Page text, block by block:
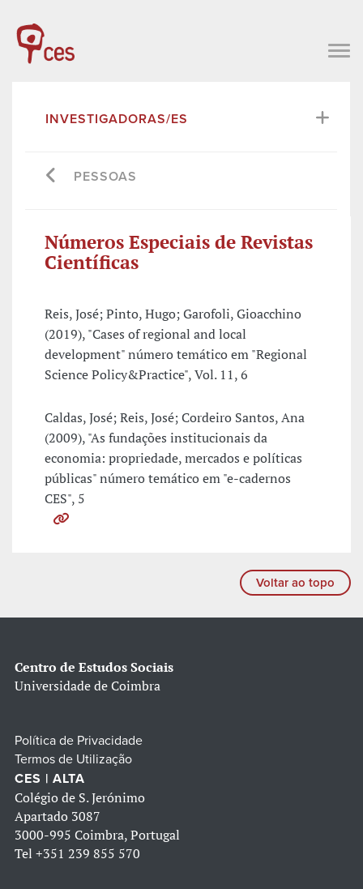
INVESTIGADORAS/ES
PESSOAS
Números Especiais de Revistas
Científicas
Reis, José; Pinto, Hugo; Garofoli, Gioacchino
(2019), "Cases of regional and local
development" número temático em "Regional
Science Policy&Practice", Vol. 11, 6
Caldas, José; Reis, José; Cordeiro Santos, Ana
(2009), "As fundações institucionais da
economia: propriedade, mercados e políticas
públicas" número temático em "e-cadernos
CES", 5
Voltar ao topo
Centro de Estudos Sociais
Universidade de Coimbra
Política de Privacidade
Termos de Utilização
CES | ALTA
Colégio de S. Jerónimo
Apartado 3087
3000-995 Coimbra, Portugal
Tel +351 239 855 570